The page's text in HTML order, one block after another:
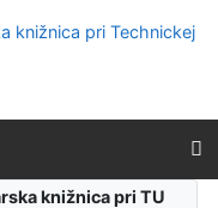
knižnica pri TU